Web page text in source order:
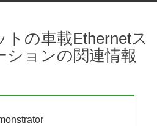
の車載Ethernetス
ションの関連情報